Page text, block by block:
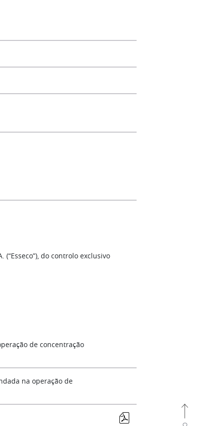
do controlo exclusivo
de concentração
na operação de